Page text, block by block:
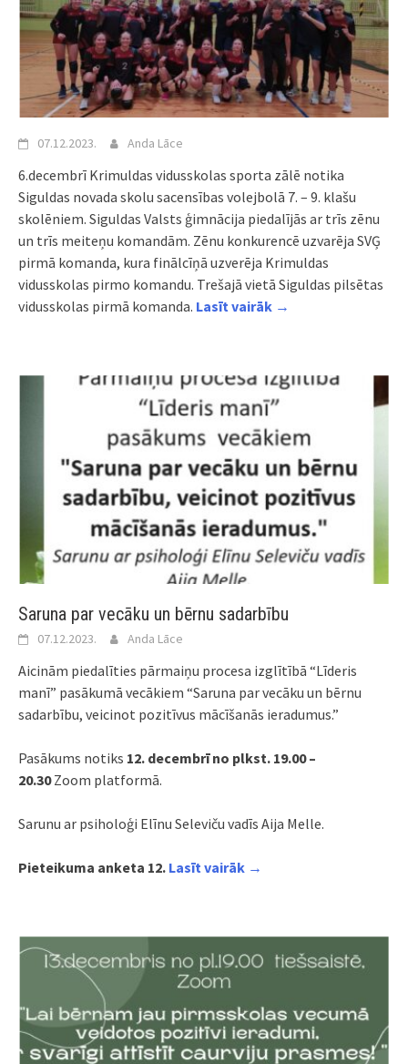
07.12.2023. Anda Lāce
6.decembrī Krimuldas vidusskolas sporta zālē notika
Siguldas novada skolu sacensības volejbolā 7. – 9. klašu
skolēniem. Siguldas Valsts ģimnācija piedalījās ar trīs zēnu
un trīs meiteņu komandām. Zēnu konkurencē uzvarēja SVĢ
pirmā komanda, kura finālcīņā uzverēja Krimuldas
vidusskolas pirmo komandu. Trešajā vietā Siguldas pilsētas
vidusskolas pirmā komanda. Lasīt vairāk →
Saruna par vecāku un bērnu sadarbību
07.12.2023. Anda Lāce
Aicinām piedalīties pārmaiņu procesa izglītībā “Līderis
manī” pasākumā vecākiem “Saruna par vecāku un bērnu
sadarbību, veicinot pozitīvus mācīšanās ieradumus.”
Pasākums notiks 12. decembrī no plkst. 19.00 –
20.30Zoom platformā.
Sarunu ar psiholoģi Elīnu Seleviču vadīs Aija Melle.
Pieteikuma anketa 12. Lasīt vairāk →